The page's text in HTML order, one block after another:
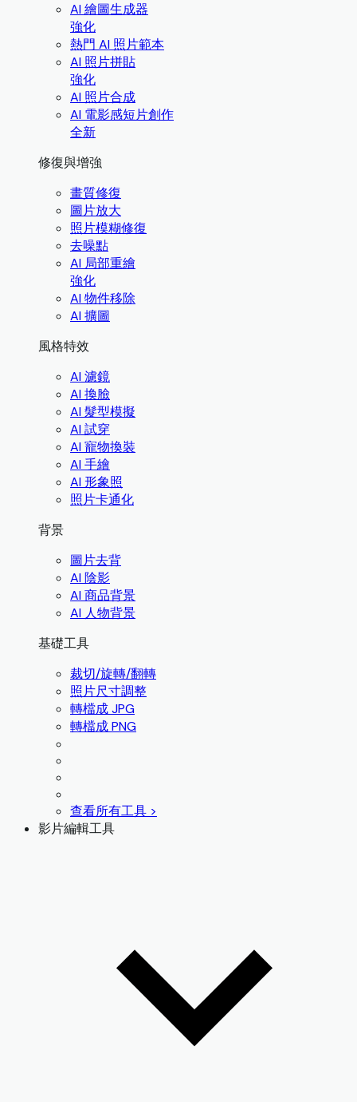
AI 繪圖生成器
強化
熱門 AI 照片範本
AI 照片拼貼
強化
AI 照片合成
AI 電影感短片創作
全新
修復與增強
畫質修復
圖片放大
照片模糊修復
去噪點
AI 局部重繪
強化
AI 物件移除
AI 擴圖
風格特效
AI 濾鏡
AI 換臉
AI 髮型模擬
AI 試穿
AI 寵物換裝
AI 手繪
AI 形象照
照片卡通化
背景
圖片去背
AI 陰影
AI 商品背景
AI 人物背景
基礎工具
裁切/旋轉/翻轉
照片尺寸調整
轉檔成 JPG
轉檔成 PNG
查看所有工具 >
影片編輯工具